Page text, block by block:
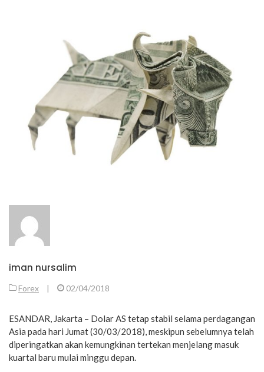
iman nursalim
Forex | 02/04/2018
ESANDAR, Jakarta – Dolar AS tetap stabil selama perdagangan
Asia pada hari Jumat (30/03/2018), meskipun sebelumnya telah
diperingatkan akan kemungkinan tertekan menjelang masuk
kuartal baru mulai minggu depan.